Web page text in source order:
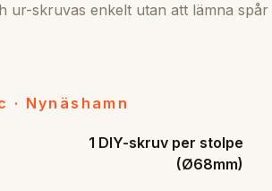
ur-skruvas enkelt utan att lämna spår
· Nynäshamn
1 DIY-skruv per stolpe
(Ø68mm)